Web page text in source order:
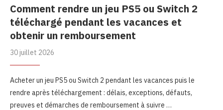
Comment rendre un jeu PS5 ou Switch 2
téléchargé pendant les vacances et
obtenir un remboursement
30 juillet 2026
Acheter un jeu PS5 ou Switch 2 pendant les vacances puis le
rendre après téléchargement : délais, exceptions, défauts,
preuves et démarches de remboursement à suivre …